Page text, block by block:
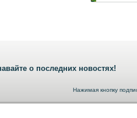
о последних новостях!
Нажимая кнопку